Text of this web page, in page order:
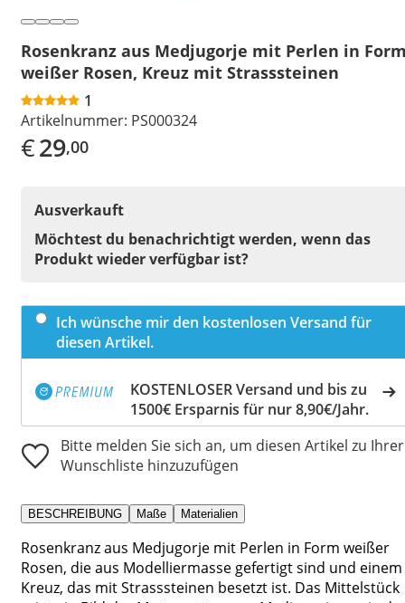
Rosenkranz aus Medjugorje mit Perlen in
weißer Rosen, Kreuz mit Strasssteinen
1
Artikelnummer: PS000324
€29,00
Ausverkauft
Möchtest du benachrichtigt werden, wenn das
Produkt wieder verfügbar ist?
Ich wünsche mir den kostenlosen Versand für
diesen Artikel.
KOSTENLOSER Versand und bis zu
1500€ Ersparnis für nur 8,90€/Jahr.
Bitte melden Sie sich an, um diesen Artikel zu Ihrer
Wunschliste hinzuzufügen
BESCHREIBUNG Maße Materialien
Rosenkranz aus Medjugorje mit Perlen in Form weißer
Rosen, die aus Modelliermasse gefertigt sind und einem
Kreuz, das mit Strasssteinen besetzt ist. Das Mittelstück